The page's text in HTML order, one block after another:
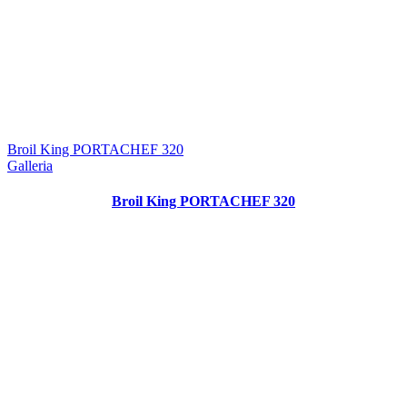
Broil King PORTACHEF 320
Galleria
Broil King PORTACHEF 320